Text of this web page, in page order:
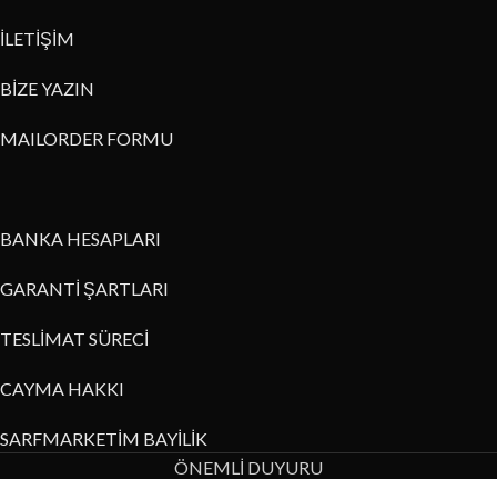
İLETİŞİM
BİZE YAZIN
MAILORDER FORMU
BANKA HESAPLARI
GARANTİ ŞARTLARI
TESLİMAT SÜRECİ
CAYMA HAKKI
SARFMARKETİM BAYİLİK
ÖNEMLİ DUYURU